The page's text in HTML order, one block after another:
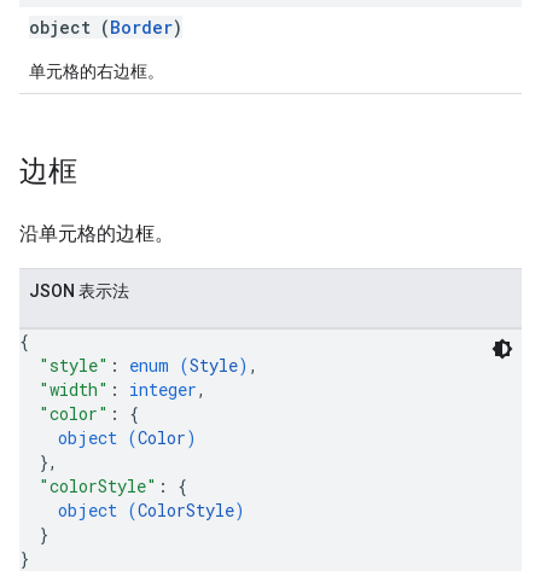
object (Border)
单元格的右边框。
边框
沿单元格的边框。
JSON 表示法
{
"style" : enum (Style) ,
"width" : integer,
"color" : {
object (Color)
},
"colorStyle" : {
object (ColorStyle)
}
}